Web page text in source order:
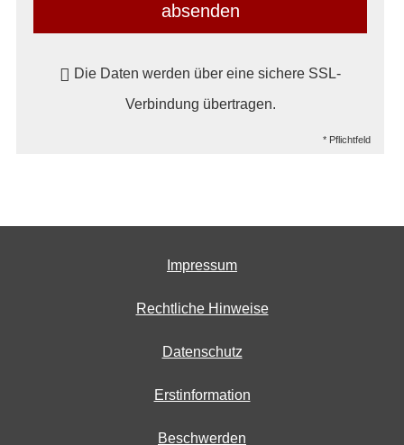
absenden
Die Daten werden über eine sichere SSL-
Verbindung übertragen.
* Pflichtfeld
Impressum
Rechtliche Hinweise
Datenschutz
Erstinformation
Beschwerden